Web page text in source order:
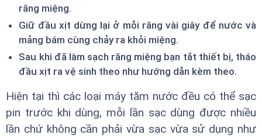
răng miệng.
Giữ đầu xịt dừng lại ở mỗi răng vài giây để nước và
mảng bám cùng chảy ra khỏi miệng.
Sau khi đã làm sạch răng miệng bạn tắt thiết bị, tháo
đầu xịt ra vệ sinh theo như hướng dẫn kèm theo.
Hiện tại thì các loại máy tăm nước đều có thể sạc
pin trước khi dùng, mỗi lần sạc dùng được nhiều
lần chứ không cần phải vừa sạc vừa sử dụng như